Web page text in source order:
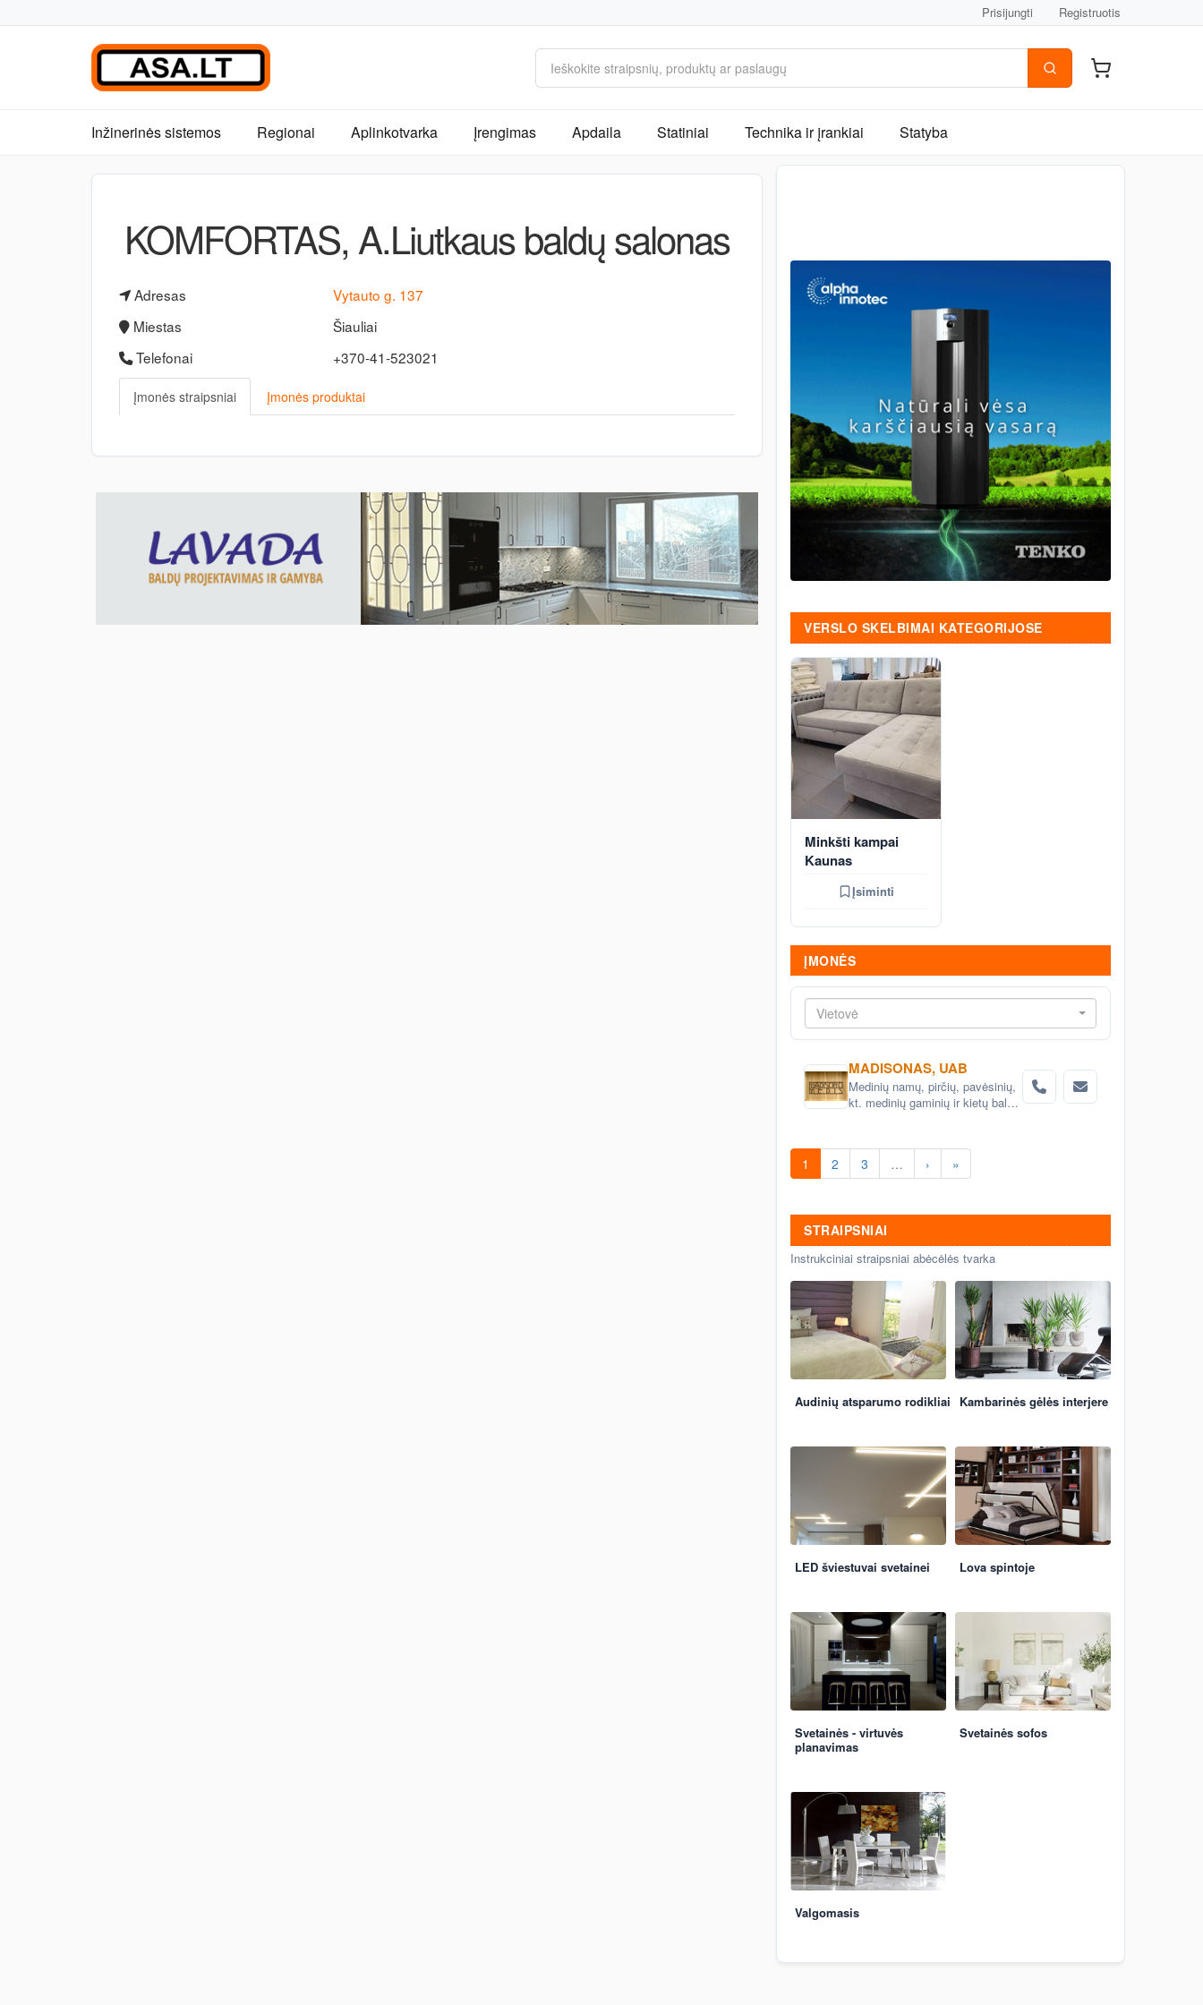
Prisijungti Registruotis
Inžinerinės sistemos Regionai Aplinkotvarka Įrengimas Apdaila Statiniai Technika ir įrankiai Statyba
KOMFORTAS, A.Liutkaus baldų salonas
Adresas
Vytauto g. 137
Miestas
Šiauliai
Telefonai
+370-41-523021
Įmonės straipsniai Įmonės produktai
VERSLO SKELBIMAI KATEGORIJOSE
Minkšti kampai
Kaunas
Įsiminti
ĮMONĖS
Vietovė
MADISONAS, UAB
Medinių namų, pirčių, pavėsinių,
kt. medinių gaminių ir kietų baldų
1 2 3 … › »
STRAIPSNIAI
Instrukciniai straipsniai abėcėlės tvarka
Audinių atsparumo rodikliai Kambarinės gėlės interjere
LED šviestuvai svetainei Lova spintoje
Svetainės - virtuvės
planavimas
Svetainės sofos
Valgomasis